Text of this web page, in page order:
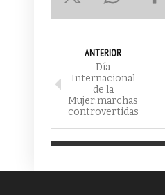
ANTERIOR
Día
Internacional
de la
Mujer:marchas
controvertidas